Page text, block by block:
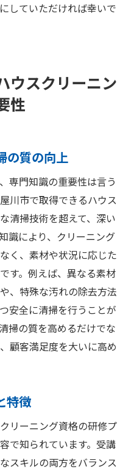
していただければ幸いで
ウスクリーニン
性
の質の向上
専門知識の重要性は言う
川市で取得できるハウス
清掃技術を超えて、深い
識により、クリーニング
く、素材や状況に応じた
す。例えば、異なる素材
、特殊な汚れの除去方法
安全に清掃を行うことが
掃の質を高めるだけでな
顧客満足度を大いに高め
特徴
リーニング資格の研修プ
で知られています。受講
スキルの両方をバランス